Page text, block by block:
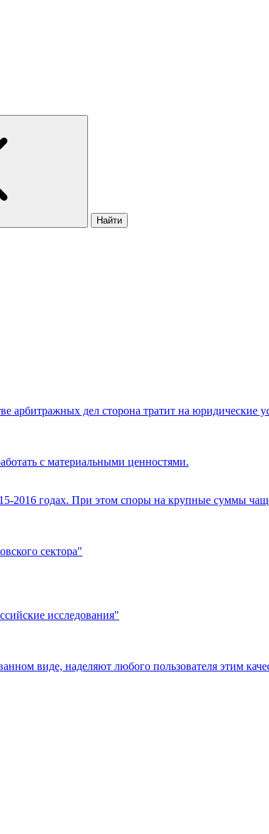
Найти
арбитражных дел сторона тратит на юридические
с материальными ценностями.
2016 годах. При этом споры на крупные суммы
сектора"
исследования"
виде, наделяют любого пользователя этим